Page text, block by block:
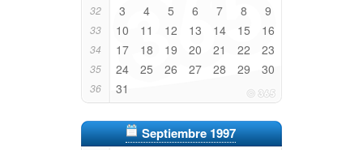
32 3 4 5 6 7 8 9
33 10 11 12 13 14 15 16
34 17 18 19 20 21 22 23
35 24 25 26 27 28 29 30
36 31
Septiembre 1997